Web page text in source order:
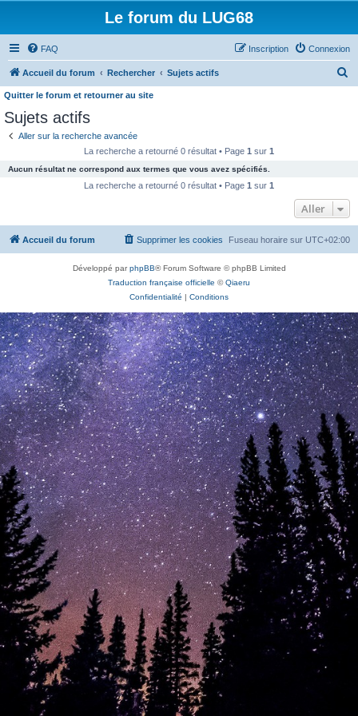
Le forum du LUG68
FAQ Connexion
Inscription
Accueil du forum Rechercher Sujets actifs
e
r
Quitter le forum et retourner au site
Sujets actifs
Aller sur la recherche avancée
La recherche a retourné 0 résultat • Page 1 sur 1
Aucun résultat ne correspond aux termes que vous avez spécifiés.
La recherche a retourné 0 résultat • Page 1 sur 1
Aller
Accueil du forum Fuseau horaire sur UTC+02:00
Supprimer les cookies
Développé parphpBB® Forum Software © phpBB Limited
Traduction française officielle ©Qiaeru
Confidentialité | Conditions